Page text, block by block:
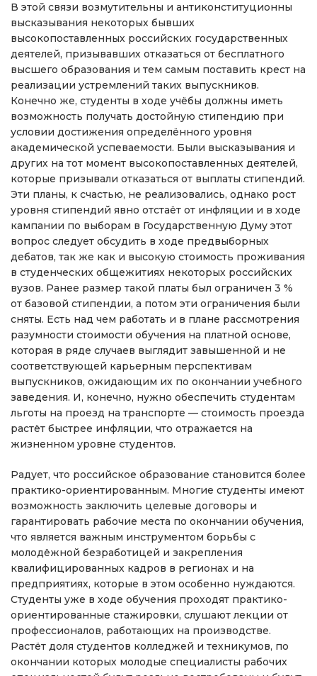
В этой связи возмутительны и антиконституционны
высказывания некоторых бывших
высокопоставленных российских государственных
деятелей, призывавших отказаться от бесплатного
высшего образования и тем самым поставить крест на
реализации устремлений таких выпускников.
Конечно же, студенты в ходе учёбы должны иметь
возможность получать достойную стипендию при
условии достижения определённого уровня
академической успеваемости. Были высказывания и
других на тот момент высокопоставленных деятелей,
которые призывали отказаться от выплаты стипендий.
Эти планы, к счастью, не реализовались, однако рост
уровня стипендий явно отстаёт от инфляции и в ходе
кампании по выборам в Государственную Думу этот
вопрос следует обсудить в ходе предвыборных
дебатов, так же как и высокую стоимость проживания
в студенческих общежитиях некоторых российских
вузов. Ранее размер такой платы был ограничен 3 %
от базовой стипендии, а потом эти ограничения были
сняты. Есть над чем работать и в плане рассмотрения
разумности стоимости обучения на платной основе,
которая в ряде случаев выглядит завышенной и не
соответствующей карьерным перспективам
выпускников, ожидающим их по окончании учебного
заведения. И, конечно, нужно обеспечить студентам
льготы на проезд на транспорте — стоимость проезда
растёт быстрее инфляции, что отражается на
жизненном уровне студентов.
Радует, что российское образование становится более
практико-ориентированным. Многие студенты имеют
возможность заключить целевые договоры и
гарантировать рабочие места по окончании обучения,
что является важным инструментом борьбы с
молодёжной безработицей и закрепления
квалифицированных кадров в регионах и на
предприятиях, которые в этом особенно нуждаются.
Студенты уже в ходе обучения проходят практико-
ориентированные стажировки, слушают лекции от
профессионалов, работающих на производстве.
Растёт доля студентов колледжей и техникумов, по
окончании которых молодые специалисты рабочих